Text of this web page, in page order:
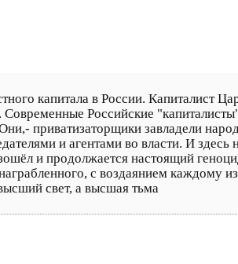
капитала в России. Капиталист
Современные Российские
приватизаторщики завладели
и агентами во власти. И
и продолжается настоящий
с воздаянием каждому
свет, а высшая тьма